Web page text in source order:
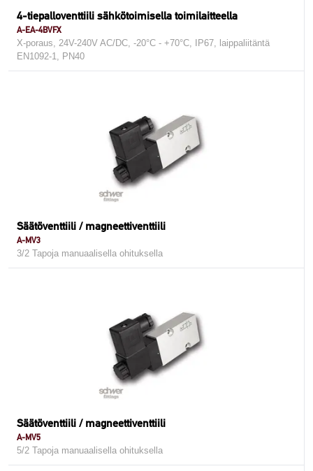
4-tiepalloventtiili sähkötoimisella toimilaitteella
A-EA-4BVFX
X-poraus, 24V-240V AC/DC, -20°C - +70°C, IP67, laippaliitäntä
EN1092-1, PN40
Säätöventtiili / magneettiventtiili
A-MV3
3/2 Tapoja manuaalisella ohituksella
Säätöventtiili / magneettiventtiili
A-MV5
5/2 Tapoja manuaalisella ohituksella